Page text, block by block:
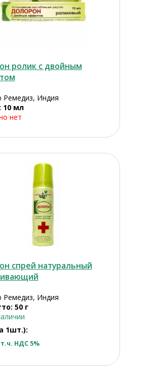
ролик с двойным
Ремедиз, Индия
мл
нет
спрей натуральный
Ремедиз, Индия
50 г
1шт.):
НДС 5%